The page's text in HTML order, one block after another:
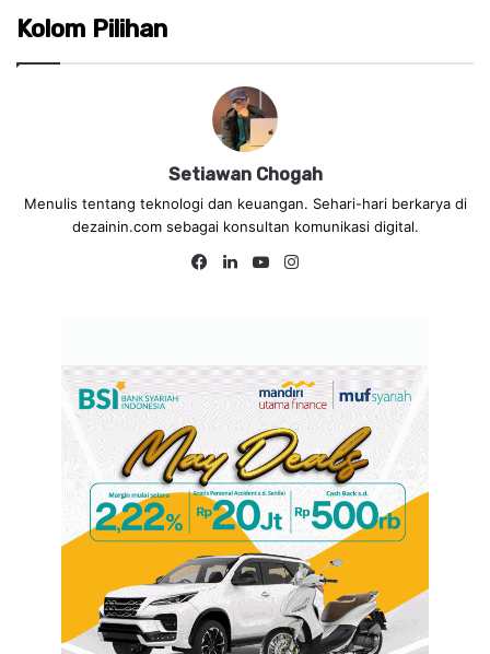
Kolom Pilihan
Setiawan Chogah
Menulis tentang teknologi dan keuangan. Sehari-hari berkarya di
dezainin.com sebagai konsultan komunikasi digital.
Fa
Lin
Yo